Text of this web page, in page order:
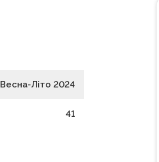
Весна-Літо 2024
41